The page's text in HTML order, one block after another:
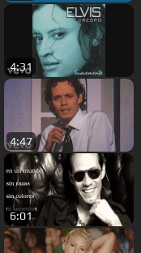
4:31
4:47
6:01